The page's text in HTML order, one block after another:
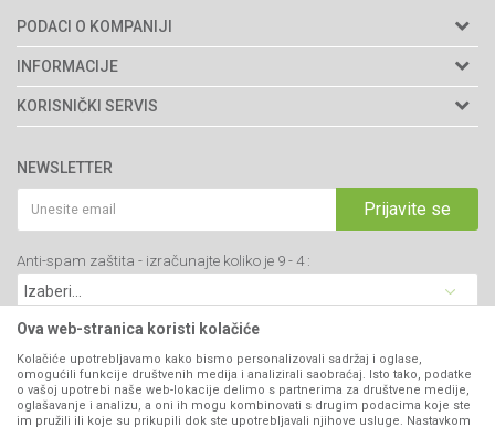
PODACI O KOMPANIJI
Agromarket doo
Adresa: Kraljevačkog bataljona 235/2
34000 Kragujevac, Srbija
webshop@agromarket.rs
PIB: 102135221
Matični broj: 07593252
INFORMACIJE
O nama
Prodavnice
Brendovi
Katalozi
Blog
Najčešća pitanja
KORISNIČKI SERVIS
Politika privatnosti
Kako kupiti
Isporuka
Click & Collect
Načini plaćanja
Plaćanje karticama
Web kredit Raiffeisen banke
Pravo na odustajanje
Reklamacije
NEWSLETTER
Prijavite se
Anti-spam zaštita - izračunajte koliko je 9 - 4 :
VIBER I SMS NEWSLETTER
Prijavite se
Ova web-stranica koristi kolačiće
Kolačiće upotrebljavamo kako bismo personalizovali sadržaj i oglase,
omogućili funkcije društvenih medija i analizirali saobraćaj. Isto tako, podatke
o vašoj upotrebi naše web-lokacije delimo s partnerima za društvene medije,
oglašavanje i analizu, a oni ih mogu kombinovati s drugim podacima koje ste
im pružili ili koje su prikupili dok ste upotrebljavali njihove usluge. Nastavkom